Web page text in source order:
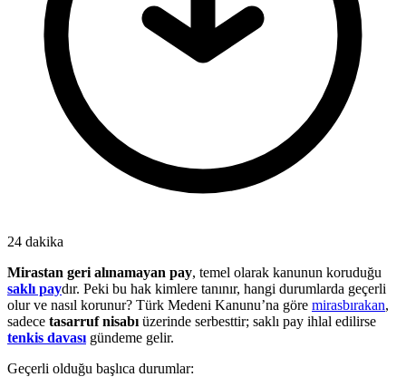
24 dakika
Mirastan geri alınamayan pay, temel olarak kanunun koruduğu
saklı paydır. Peki bu hak kimlere tanınır, hangi durumlarda geçerli
olur ve nasıl korunur? Türk Medeni Kanunu’na göre mirasbırakan,
sadece tasarruf nisabı üzerinde serbesttir; saklı pay ihlal edilirse
tenkis davası gündeme gelir.
Geçerli olduğu başlıca durumlar: